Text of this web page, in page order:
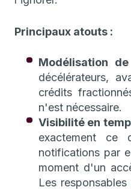
Principaux atouts :
Modélisation
décélérateurs,
crédits
n'est nécessaire.
Visibilité en
exactement ce
notifications par
moment d'un
Les